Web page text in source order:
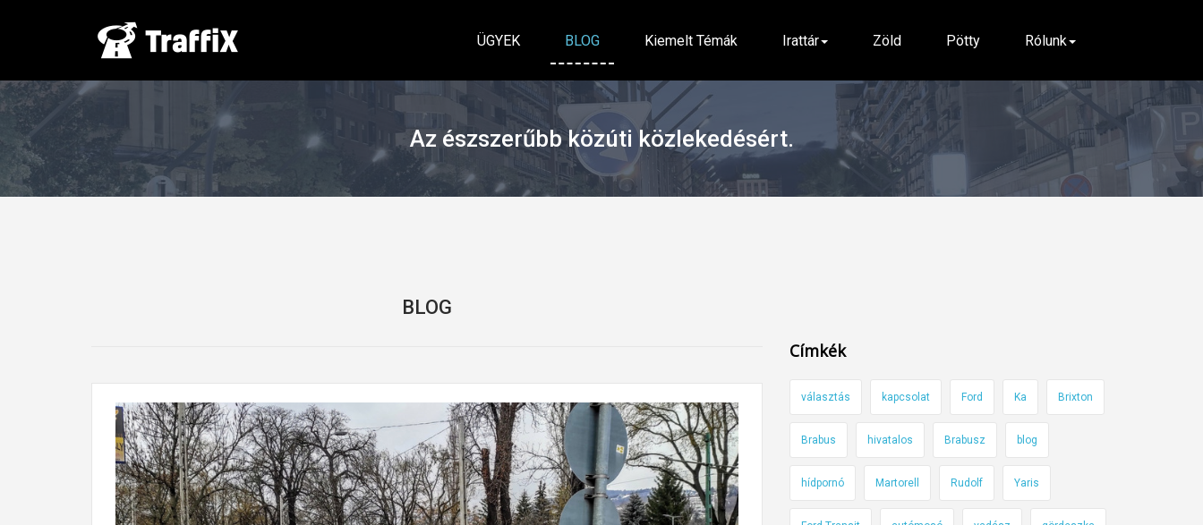
ÜGYEK BLOG Kiemelt Témák Irattár Zöld Pötty Rólunk
Az észszerűbb közúti közlekedésért.
BLOG
Címkék
választás kapcsolat Ford Ka Brixton
Brabus hivatalos Brabusz blog
hídpornó Martorell Rudolf Yaris